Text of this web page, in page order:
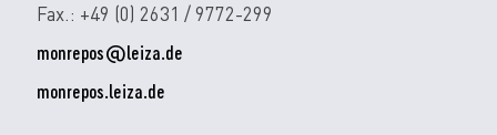
Fax.: +49 (0) 2631 / 9772-299
monrepos@leiza.de
monrepos.leiza.de